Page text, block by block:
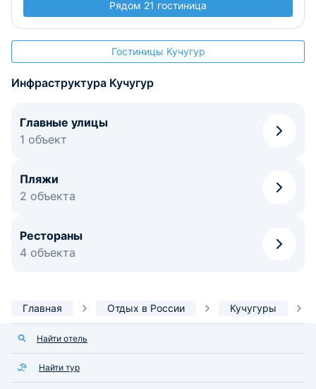
Рядом 21 гостиница
Гостиницы Кучугур
Инфраструктура Кучугур
Главные улицы
1 объект
Пляжи
2 объекта
Рестораны
4 объекта
Главная Отдых в России Кучугуры
Найти отель
Найти тур